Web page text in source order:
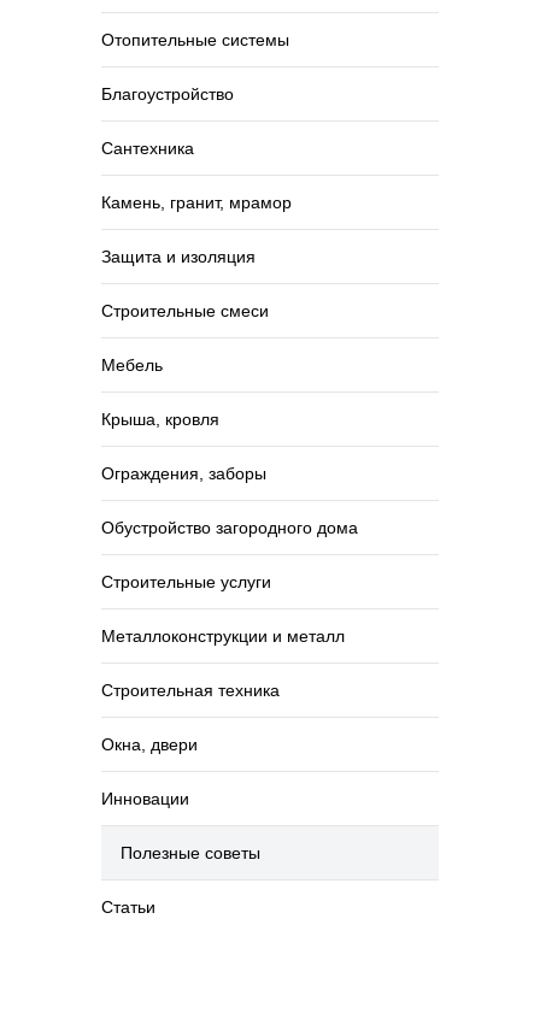
Отопительные системы
Благоустройство
Сантехника
Камень, гранит, мрамор
Защита и изоляция
Строительные смеси
Мебель
Крыша, кровля
Ограждения, заборы
Обустройство загородного дома
Строительные услуги
Металлоконструкции и металл
Строительная техника
Окна, двери
Инновации
Полезные советы
Статьи